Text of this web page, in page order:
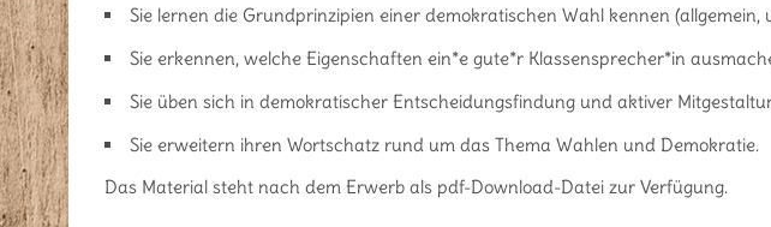
Sie lernen die Grundprinzipien einer demokratischen Wahl kennen (allgemein,
Sie erkennen, welche Eigenschaften ein*e gute*r Klassensprecher*in
Sie üben sich in demokratischer Entscheidungsfindung und aktiver
Sie erweitern ihren Wortschatz rund um das Thema Wahlen und Demokratie.
Das Material steht nach dem Erwerb als pdf-Download-Datei zur Verfügung.